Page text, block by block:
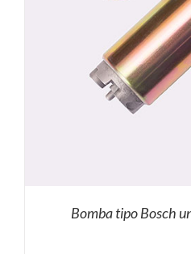
Bomba tipo Bosch